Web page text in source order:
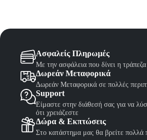
Ασφαλείς Πληρωμές
Με την ασφάλεια που δίνει η
Δωρεάν Μεταφορικά
Δωρεάν Μεταφορικά σε πολλές
Support
Είμαστε στην διάθεσή σας για να
ότι χρειάζεστε
Δώρα & Εκπτώσεις
Στο κατάστημα μας θα βρείτε πολλά